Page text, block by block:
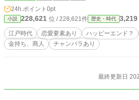
24h.ポイント 0pt
小説 228,621 位 / 228,621件 歴史・時代 3,219
江戸時代 恋愛要素あり ハッピーエンド？
金持ち、商人
チャンバラあり
最終更新日